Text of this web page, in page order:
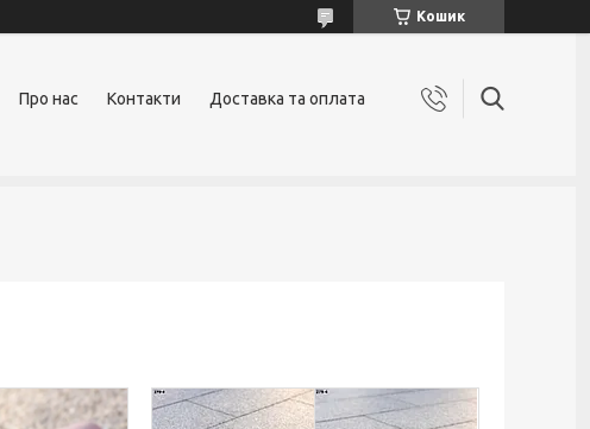
Кошик
Про нас Контакти Доставка та оплата